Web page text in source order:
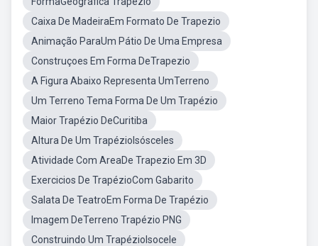
Caixa De MadeiraEm Formato De Trapezio
Animação ParaUm Pátio De Uma Empresa
Construçoes Em Forma DeTrapezio
A Figura Abaixo Representa UmTerreno
Um Terreno Tema Forma De Um Trapézio
Maior Trapézio DeCuritiba
Altura De Um TrapézioIsósceles
Atividade Com AreaDe Trapezio Em 3D
Exercicios De TrapézioCom Gabarito
Salata De TeatroEm Forma De Trapézio
Imagem DeTerreno Trapézio PNG
Construindo Um TrapézioIsocele